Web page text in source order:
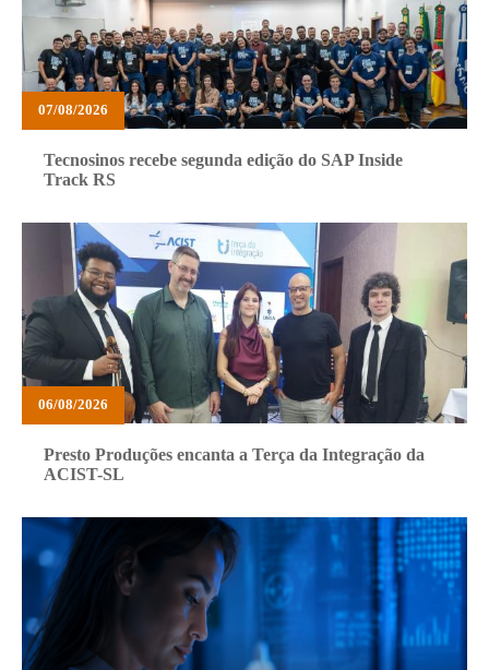
07/08/2026
Tecnosinos recebe segunda edição do SAP Inside
Track RS
06/08/2026
Presto Produções encanta a Terça da Integração da
ACIST-SL